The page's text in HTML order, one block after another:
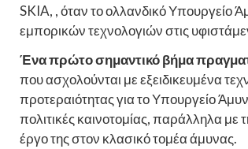
SKIA, , όταν το ολλανδικό Υπουργείο
εμπορικών τεχνολογιών στις
Ένα πρώτο σημαντικό βήμα
που ασχολούνται με εξειδικευμένα
προτεραιότητας για το Υπουργείο
πολιτικές καινοτομίας, παράλληλα
έργο της στον κλασικό τομέα άμυνας.